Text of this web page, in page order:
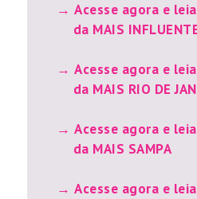
Acesse agora e
da MAIS
Acesse agora e
da MAIS RIO DE
Acesse agora e
da MAIS SAMPA
Acesse agora e